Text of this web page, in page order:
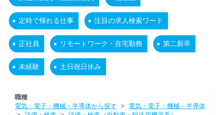
定時で帰れる仕事 注目の求人検索ワード
正社員 リモートワーク・在宅勤務 第二新卒
未経験 土日祝日休み
職種
電気・電子・機械・半導体から探す > 電気・電子・機械・半導体